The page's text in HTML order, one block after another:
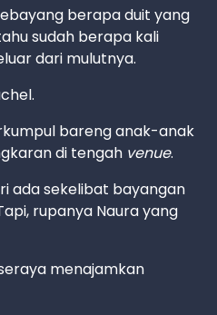
berapa duit yang
sudah berapa kali
dari mulutnya.
bareng anak-anak
di tengah venue.
ada sekelibat bayangan
rupanya Naura yang
menajamkan